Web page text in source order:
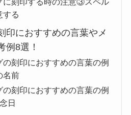
する
印におすすめの言葉やメ
例8選！
の刻印におすすめの言葉の例
名前
の刻印におすすめの言葉の例
日